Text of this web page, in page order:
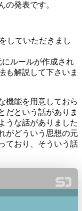
の発表です。
していただきまし
ルールが作成され
も解説して下さいま
機能を用意しておら
だという話がありま
うな話がありました
がどういう思想の元
ており、そういう話